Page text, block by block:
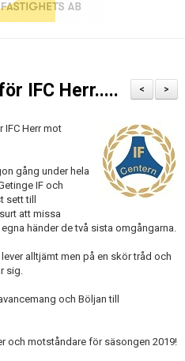
>
<
IFC Herr.....
IFC Herr mot
gång under hela
IF och
sett till
att missa
händer de två sista omgångarna.
alltjämt men på en skör tråd och
sig.
och Böljan till
och motståndare för säsongen 2019!